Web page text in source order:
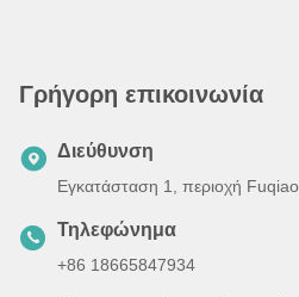
Γρήγορη επικοινωνία
Διεύθυνση
Εγκατάσταση 1, περιοχή
Τηλεφώνημα
+86 18665847934